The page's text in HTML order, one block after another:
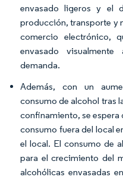
envasado ligeros y el
producción, transporte y
comercio electrónico,
envasado
demanda.
Además, con un
consumo de alcohol tras
confinamiento, se espera
consumo fuera del local
el local. El consumo de
para el crecimiento del
alcohólicas envasadas